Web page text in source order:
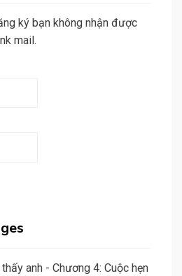
ký bạn không nhận được
mail.
anh - Chương 4: Cuộc hẹn